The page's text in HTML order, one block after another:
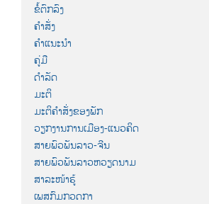
ຂໍ້ຕົກລົງ
ຄຳສັ່ງ
ຄຳແນະນຳ
ຄູ່ມື
ດຳລັດ
ມະຕິ
ມະຕິຄຳສັ່ງຂອງພັກ
ວຽກງານການເມືອງ-ແນວຄິດ
ສາຍພົວພັນລາວ-ຈີນ
ສາຍພົວພັນລາວຫວຽດນາມ
ສາລະໜ້າຮູ້
ເພສກົມກວດກາ